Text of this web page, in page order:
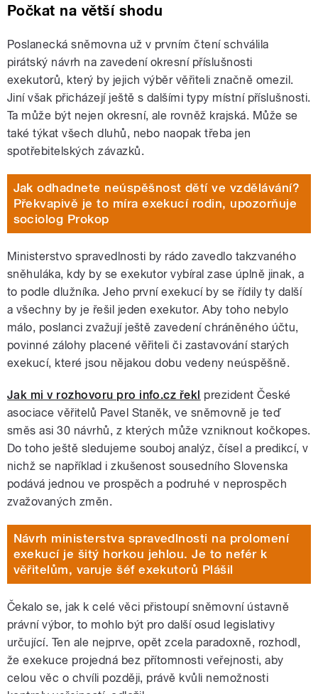
Počkat na větší shodu
Poslanecká sněmovna už v prvním čtení schválila
pirátský návrh na zavedení okresní příslušnosti
exekutorů, který by jejich výběr věřiteli značně omezil.
Jiní však přicházejí ještě s dalšími typy místní příslušnosti.
Ta může být nejen okresní, ale rovněž krajská. Může se
také týkat všech dluhů, nebo naopak třeba jen
spotřebitelských závazků.
Jak odhadnete neúspěšnost dětí ve vzdělávání?
Překvapivě je to míra exekucí rodin, upozorňuje
sociolog Prokop
Ministerstvo spravedlnosti by rádo zavedlo takzvaného
sněhuláka, kdy by se exekutor vybíral zase úplně jinak, a
to podle dlužníka. Jeho první exekucí by se řídily ty další
a všechny by je řešil jeden exekutor. Aby toho nebylo
málo, poslanci zvažují ještě zavedení chráněného účtu,
povinné zálohy placené věřiteli či zastavování starých
exekucí, které jsou nějakou dobu vedeny neúspěšně.
Jak mi v rozhovoru pro info.cz řekl prezident České
asociace věřitelů Pavel Staněk, ve sněmovně je teď
směs asi 30 návrhů, z kterých může vzniknout kočkopes.
Do toho ještě sledujeme souboj analýz, čísel a predikcí, v
nichž se například i zkušenost sousedního Slovenska
podává jednou ve prospěch a podruhé v neprospěch
zvažovaných změn.
Návrh ministerstva spravedlnosti na prolomení
exekucí je šitý horkou jehlou. Je to nefér k
věřitelům, varuje šéf exekutorů Plášil
Čekalo se, jak k celé věci přistoupí sněmovní ústavně
právní výbor, to mohlo být pro další osud legislativy
určující. Ten ale nejprve, opět zcela paradoxně, rozhodl,
že exekuce projedná bez přítomnosti veřejnosti, aby
celou věc o chvíli později, právě kvůli nemožnosti